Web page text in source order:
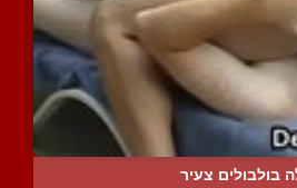
בולבולים צעיר